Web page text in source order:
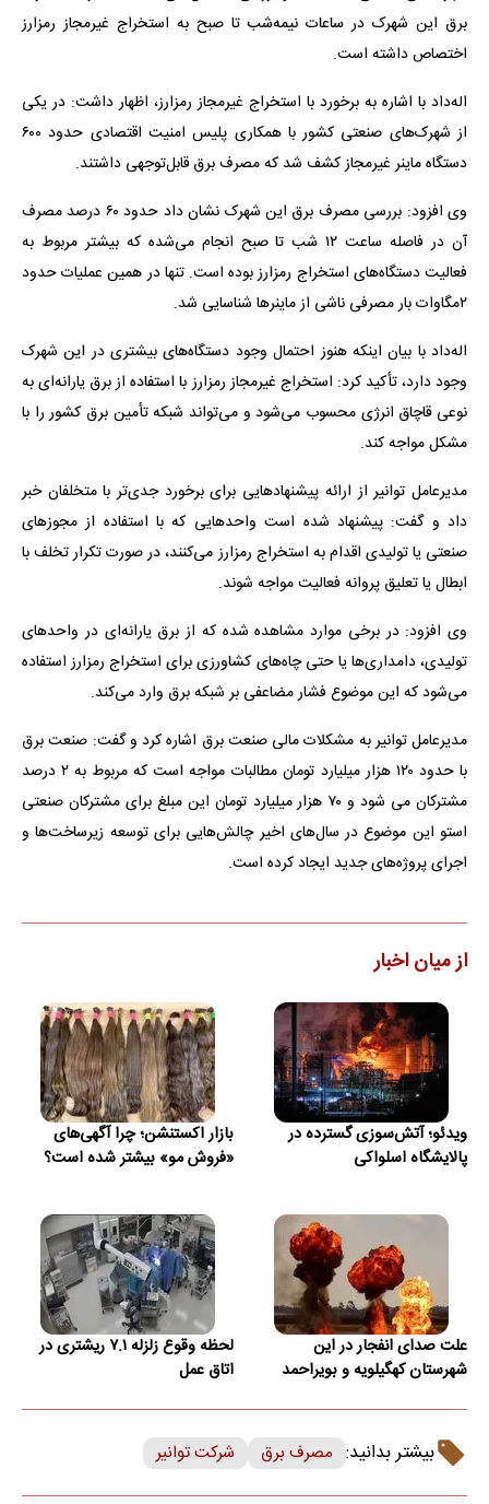
برق این شهرک در ساعات نیمه‌شب تا صبح به استخراج غیرمجاز رمزارز
اختصاص داشته است.
اله‌داد با اشاره به برخورد با استخراج غیرمجاز رمزارز، اظهار داشت: در یکی
از شهرک‌های صنعتی کشور با همکاری پلیس امنیت اقتصادی حدود ۶۰۰
دستگاه ماینر غیرمجاز کشف شد که مصرف برق قابل‌توجهی داشتند.
وی افزود: بررسی مصرف برق این شهرک نشان داد حدود ۶۰ درصد مصرف
آن در فاصله ساعت ۱۲ شب تا صبح انجام می‌شده که بیشتر مربوط به
فعالیت دستگاه‌های استخراج رمزارز بوده است. تنها در همین عملیات حدود
۲مگاوات بار مصرفی ناشی از ماینرها شناسایی شد.
اله‌داد با بیان اینکه هنوز احتمال وجود دستگاه‌های بیشتری در این شهرک
وجود دارد، تأکید کرد: استخراج غیرمجاز رمزارز با استفاده از برق یارانه‌ای به
نوعی قاچاق انرژی محسوب می‌شود و می‌تواند شبکه تأمین برق کشور را با
مشکل مواجه کند.
مدیرعامل توانیر از ارائه پیشنهادهایی برای برخورد جدی‌تر با متخلفان خبر
داد و گفت: پیشنهاد شده است واحدهایی که با استفاده از مجوزهای
صنعتی یا تولیدی اقدام به استخراج رمزارز می‌کنند، در صورت تکرار تخلف با
ابطال یا تعلیق پروانه فعالیت مواجه شوند.
وی افزود: در برخی موارد مشاهده شده که از برق یارانه‌ای در واحدهای
تولیدی، دامداری‌ها یا حتی چاه‌های کشاورزی برای استخراج رمزارز استفاده
می‌شود که این موضوع فشار مضاعفی بر شبکه برق وارد می‌کند.
مدیرعامل توانیر به مشکلات مالی صنعت برق اشاره کرد و گفت: صنعت برق
با حدود ۱۲۰ هزار میلیارد تومان مطالبات مواجه است که مربوط به ۲ درصد
مشترکان می شود و ۷۰ هزار میلیارد تومان این مبلغ برای مشترکان صنعتی
استو این موضوع در سال‌های اخیر چالش‌هایی برای توسعه زیرساخت‌ها و
اجرای پروژه‌های جدید ایجاد کرده است.
از میان اخبار
ویدئو؛ آتش‌سوزی گسترده در
پالایشگاه اسلواکی
بازار اکستنشن؛ چرا آگهی‌های
«فروش مو» بیشتر شده است؟
علت صدای انفجار در این
شهرستان کهگیلویه و بویراحمد
لحظه وقوع زلزله ۷.۱ ریشتری در
اتاق عمل
بیشتر بدانید: مصرف برق شرکت توانیر